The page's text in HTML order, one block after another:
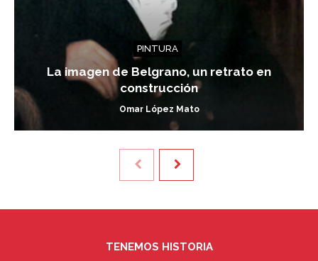
PINTURA
La imagen de Belgrano, un retrato en
construcción
Omar López Mato
TENEMOS HISTORIA